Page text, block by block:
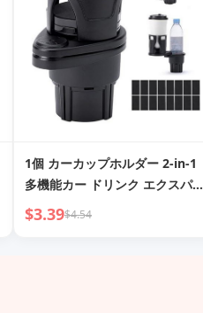
1個 カーカップホルダー 2-in-1
多機能カー ドリンク エクスパン
ダー アダプター オールパーパス
$3.39$4.54